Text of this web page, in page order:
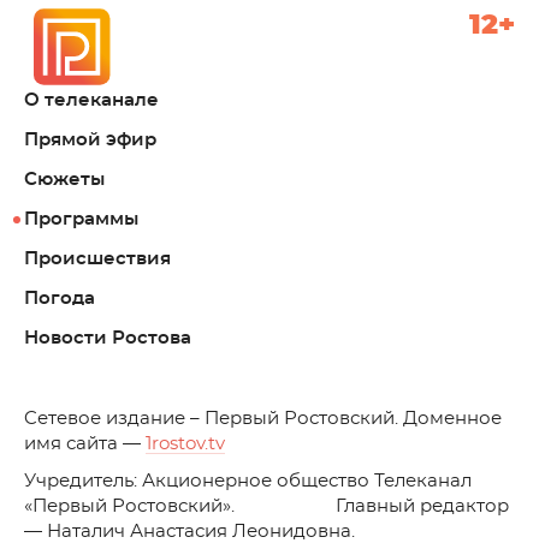
О телеканале
Прямой эфир
Сюжеты
Программы
Происшествия
Погода
Новости Ростова
12+
Cетевое издание – Первый Ростовский. Доменное
имя сайта —
1rostov.tv
Учредитель: Акционерное общество Телеканал
«Первый Ростовский». Главный редактор
— Наталич Анастасия Леонидовна.